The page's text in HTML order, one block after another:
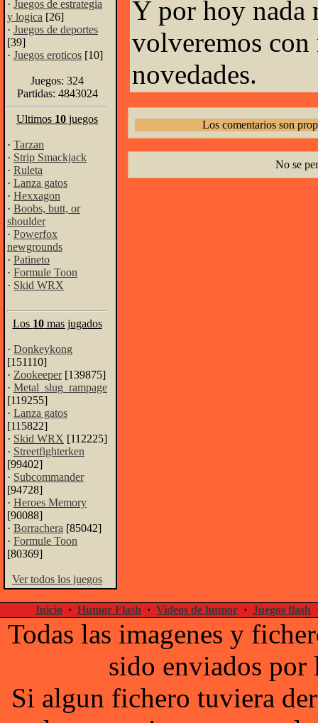
· Juegos de estrategia
y logica [26]
· Juegos de deportes
[39]
· Juegos eroticos [10]
Juegos: 324
Partidas: 4843024
Ultimos 10 juegos
· Tarzan
· Strip Smackjack
· Ruleta
· Lanza gatos
· Hexxagon
· Boobs, butt, or
shoulder
· Powerfox
newgrounds
· Patineto
· Formule Toon
· Skid WRX
Los 10mas jugados
· Donkeykong
[151110]
· Zookeeper[139875]
· Metal_slug_rampage
[119255]
· Lanza gatos
[115822]
· Skid WRX [112225]
· Streetfighterken
[99402]
· Subcommander
[94728]
· Heroes Memory
[90088]
· Borrachera [85042]
· Formule Toon
[80369]
Ver todos los juegos
Y por hoy nada
volveremos con
novedades.
Los comentarios son
No se
Inicio · Humor Flash · Videos de humor · Juegos flash
Todas las imagenes y
sido enviados por
Si algun fichero tuviera